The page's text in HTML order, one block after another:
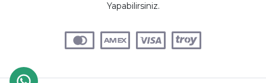
Yapabilirsiniz.